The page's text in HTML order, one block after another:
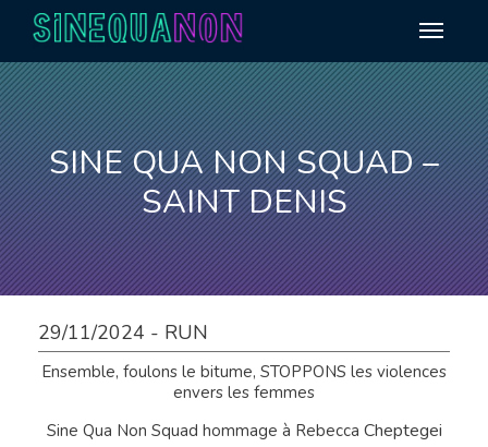
Aller au contenu
SINE QUA NON SQUAD –
SAINT DENIS
29/11/2024 - RUN
Ensemble, foulons le bitume, STOPPONS les violences
envers les femmes
Sine Qua Non Squad hommage à Rebecca Cheptegei